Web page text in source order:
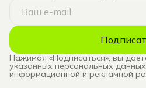
Нажимая «Подписаться», вы
указанных персональных
информационной и рекламной